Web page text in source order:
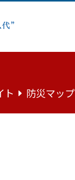
ト 防災マップ
更の受付